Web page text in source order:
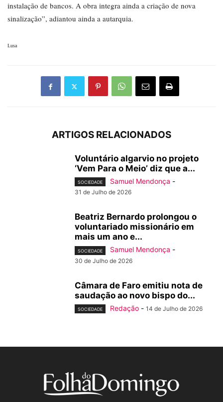
instalação de bancos. A obra integra ainda a criação de nova
sinalização”, adiantou ainda a autarquia.
Lusa
ARTIGOS RELACIONADOS
Voluntário algarvio no projeto
‘Vem Para o Meio’ diz que a...
SOCIEDADE Samuel Mendonça -
31 de Julho de 2026
Beatriz Bernardo prolongou o
voluntariado missionário em
mais um ano e...
SOCIEDADE Samuel Mendonça -
30 de Julho de 2026
Câmara de Faro emitiu nota de
saudação ao novo bispo do...
SOCIEDADE Redação - 14 de Julho de 2026